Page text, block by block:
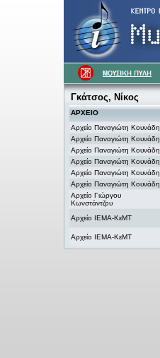
Γκάτσος, Νίκος
ΑΡΧΕΙΟ
Αρχείο Παναγιώτη Κουνάδη
Αρχείο Παναγιώτη Κουνάδη
Αρχείο Παναγιώτη Κουνάδη
Αρχείο Παναγιώτη Κουνάδη
Αρχείο Παναγιώτη Κουνάδη
Αρχείο Παναγιώτη Κουνάδη
Αρχείο Γιώργου
Κωνστάντζου
Αρχείο ΙΕΜΑ-ΚεΜΤ
Αρχείο ΙΕΜΑ-ΚεΜΤ